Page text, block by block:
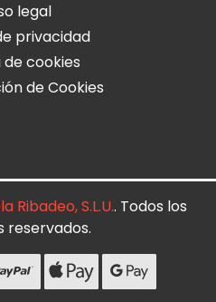
legal
privacidad
cookies
de Cookies
Ribadeo, S.L.U.. Todos los
reservados.